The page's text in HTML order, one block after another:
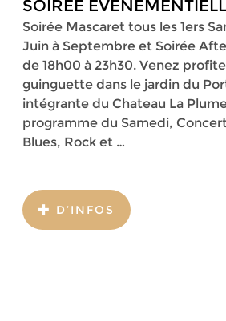
SOIRÉE
Soirée Mascaret tous les 1ers
Juin à Septembre et Soirée
de 18h00 à 23h30. Venez
guinguette dans le jardin du
intégrante du Chateau La
programme du Samedi,
Blues, Rock et …
D’INFOS